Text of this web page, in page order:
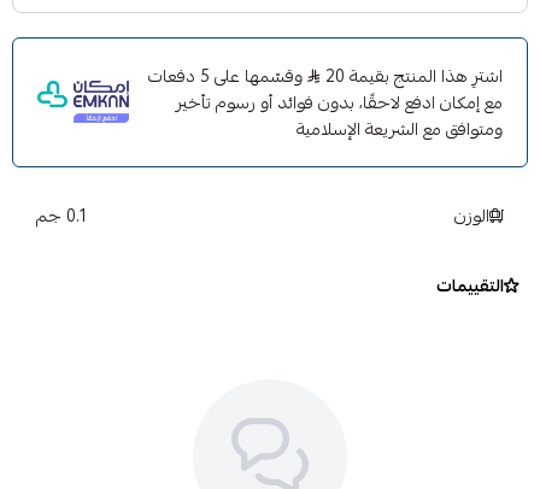
اشترِ هذا المنتج بقيمة 20
وقسّمها على 5 دفعات
مع إمكان ادفع لاحقًا، بدون فوائد أو رسوم تأخير
ومتوافق مع الشريعة الإسلامية
الوزن 0.1 جم
التقييمات